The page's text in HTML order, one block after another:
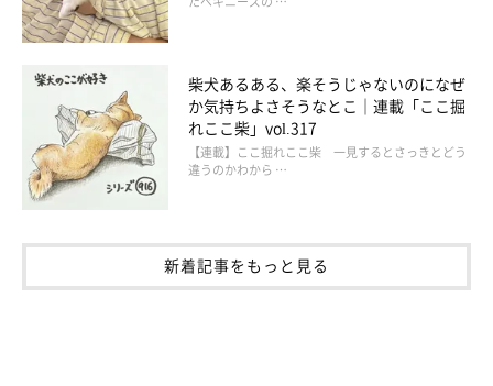
柴犬あるある、楽そうじゃないのになぜ
か気持ちよさそうなとこ｜連載「ここ掘
れここ柴」vol.317
【連載】ここ掘れここ柴 一見するとさっきとどう
違うのかわから …
新着記事をもっと見る